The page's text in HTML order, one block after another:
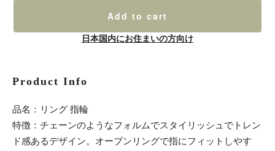
Add to cart
日本国内にお住まいの方向け
Product Info
品名：リング 指輪
特徴：チェーンのようなフォルムでスタイリッシュでトレン
ド感あるデザイン。オープンリングで指にフィットしやす